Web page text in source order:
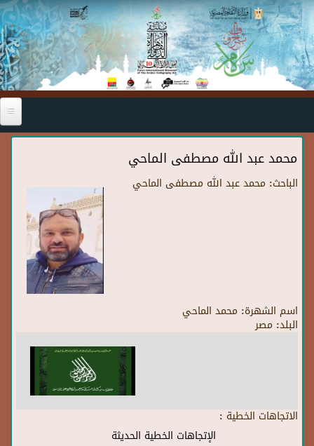
Skip to main content
محمد عبد الله مصطفى الماحي
الباحث: محمد عبد الله مصطفى الماحي
اسم الشهرة: محمد الماحي
البلد: مصر
الاتجاهات الخطية :
الإتجاهات الخطية الحديثة